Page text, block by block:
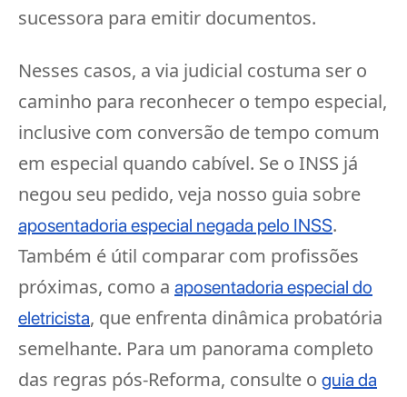
sucessora para emitir documentos.
Nesses casos, a via judicial costuma ser o
caminho para reconhecer o tempo especial,
inclusive com conversão de tempo comum
em especial quando cabível. Se o INSS já
negou seu pedido, veja nosso guia sobre
aposentadoria especial negada pelo INSS.
Também é útil comparar com profissões
próximas, como a aposentadoria especial do
eletricista, que enfrenta dinâmica probatória
semelhante. Para um panorama completo
das regras pós-Reforma, consulte o guia da